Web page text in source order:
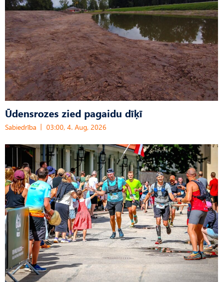
Ūdensrozes zied pagaidu dīķī
Sabiedrība 03:00, 4. Aug, 2026